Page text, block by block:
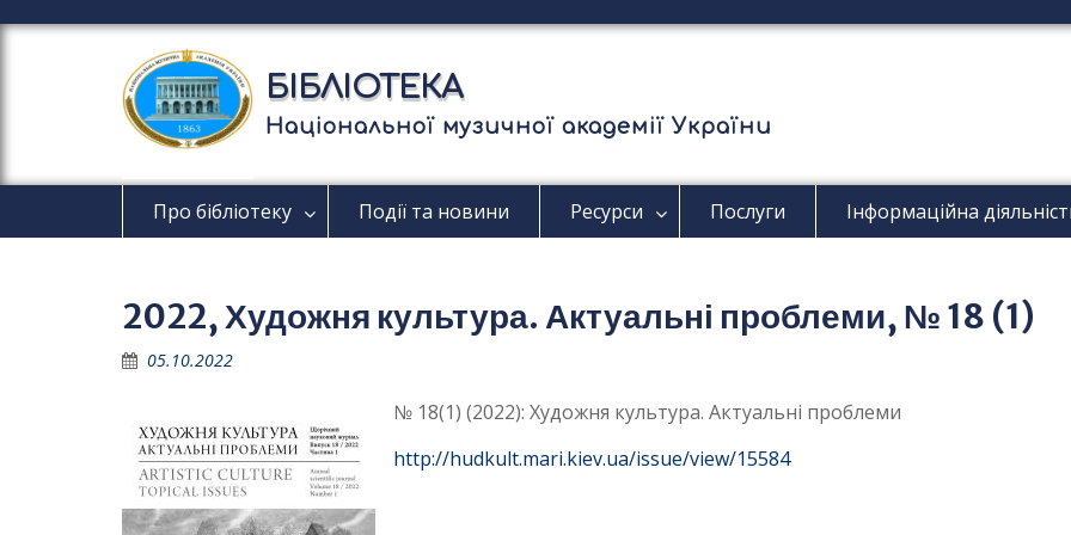
е
д
в
БІБЛІОТЕКА
Національної музичної академії України
Про бібліотеку Події та новини Ресурси Послуги Інформаційна
2022, Художня культура. Актуальні проблеми, № 18 (1)
05.10.2022
№ 18(1) (2022): Художня культура. Актуальні проблеми
http://hudkult.mari.kiev.ua/issue/view/15584